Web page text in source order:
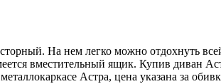
На нем легко можно отдохнуть
вместительный ящик. Купив диван
Астра, цена указана за